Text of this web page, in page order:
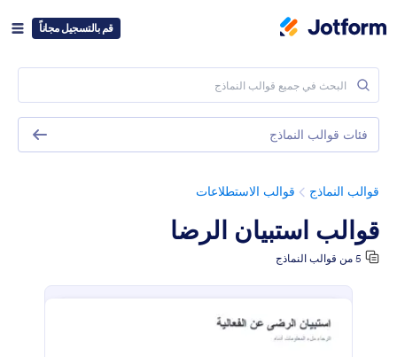
قم بالتسجيل مجاناً
قوالب النماذج قوالب الاستطلاعات
قوالب استبيان الرضا
5 من قوالب النماذج
فئات قوالب النماذج